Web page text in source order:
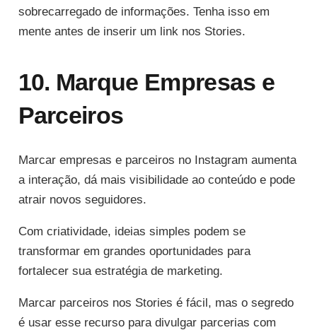
sobrecarregado de informações. Tenha isso em
mente antes de inserir um link nos Stories.
10. Marque Empresas e
Parceiros
Marcar empresas e parceiros no Instagram aumenta
a interação, dá mais visibilidade ao conteúdo e pode
atrair novos seguidores.
Com criatividade, ideias simples podem se
transformar em grandes oportunidades para
fortalecer sua estratégia de marketing.
Marcar parceiros nos Stories é fácil, mas o segredo
é usar esse recurso para divulgar parcerias com